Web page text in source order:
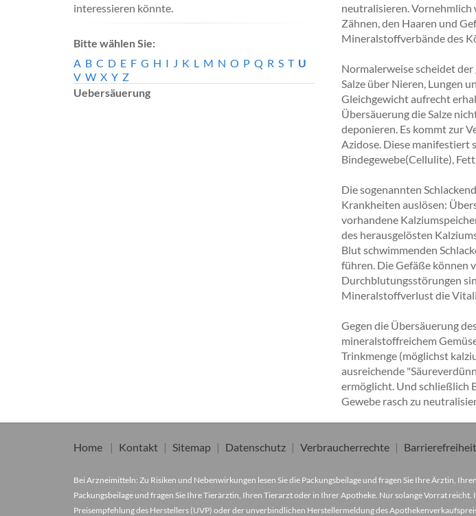
interessieren könnte.
Bitte wählen Sie:
A B C D E F G H I J K L M N O P Q R S T U
V W X Y Z
Uebersäuerung
neutralisieren. Vornehmlich
Zähnen, den Haaren und
Mineralstoffverbände des
Normalerweise scheidet der
Salze über Nieren, Lungen
Gleichgewicht aufrecht
Übersäuerung die Salze
deponieren. Es kommt zur
Azidose. Diese manifestiert
Bindegewebe(Cellulite),
Die sogenannten
Krankheiten auslösen:
vorhandene
des herausgelösten
Blut schwimmenden
führen. Die Gefäße können
Durchblutungsstörungen
Mineralstoffverlust die
Gegen die Übersäuerung
mineralstoffreichem
Trinkmenge (möglichst
ausreichende
ermöglicht. Und schließlich
Gewebe rasch zu
Home Kontakt Sitemap Datenschutz Verbraucherrechte Barrierefreiheit
Bei Arzneimitteln: Zu Risiken und Nebenwirkungen lesen Sie die Packungsbeilage und fragen Sie Ihre Ärztin,
Packungsbeilage und fragen Sie Ihre Tierärztin, Ihren Tierarzt oder in Ihrer Apotheke. Nur solange Vorrat
Preisempfehlung des Herstellers (UVP) oder der unverbindlichen Herstellermeldung des